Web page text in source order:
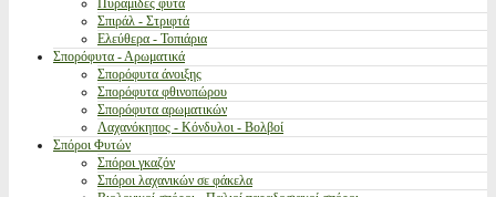
Πυραμίδες φυτά
Σπιράλ - Στριφτά
Ελεύθερα - Τοπιάρια
Σπορόφυτα - Αρωματικά
Σπορόφυτα άνοιξης
Σπορόφυτα φθινοπώρου
Σπορόφυτα αρωματικών
Λαχανόκηπος - Κόνδυλοι - Βολβοί
Σπόροι Φυτών
Σπόροι γκαζόν
Σπόροι λαχανικών σε φάκελα